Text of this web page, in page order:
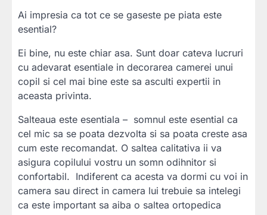
Ai impresia ca tot ce se gaseste pe piata este
esential?
Ei bine, nu este chiar asa. Sunt doar cateva lucruri
cu adevarat esentiale in decorarea camerei unui
copil si cel mai bine este sa asculti expertii in
aceasta privinta.
Salteaua este esentiala – somnul este esential ca
cel mic sa se poata dezvolta si sa poata creste asa
cum este recomandat. O saltea calitativa ii va
asigura copilului vostru un somn odihnitor si
confortabil. Indiferent ca acesta va dormi cu voi in
camera sau direct in camera lui trebuie sa intelegi
ca este important sa aiba o saltea ortopedica